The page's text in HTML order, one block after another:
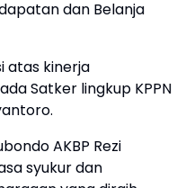
dan Belanja
atas kinerja
Satker lingkup KPPN
AKBP Rezi
syukur dan